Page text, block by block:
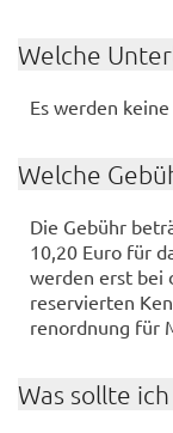
Wel­che
Es wer­den
Wel­che
Die Ge­bühr
10,20 Euro für
wer­den erst bei
re­ser­vier­ten
ren­ord­nung für
Was soll­te